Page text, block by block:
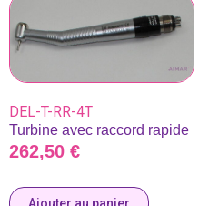
DEL-T-RR-4T
Turbine avec raccord rapide
262,50 €